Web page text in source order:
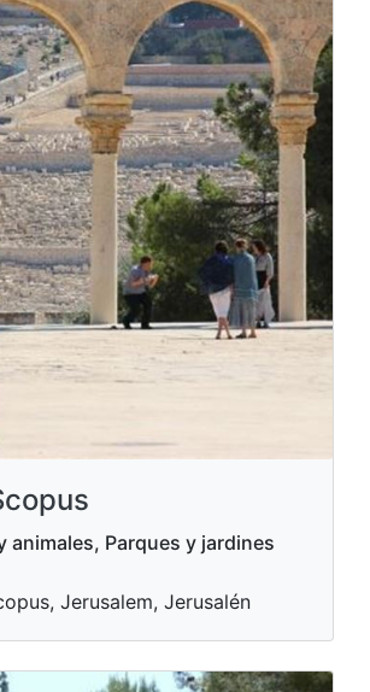
animales, Parques y jardines
Jerusalem, Jerusalén